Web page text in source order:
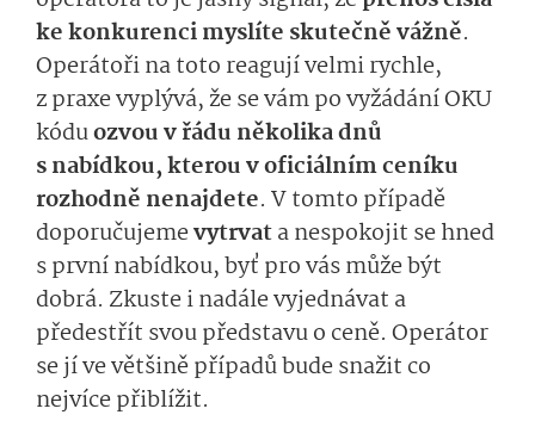
ke konkurenci myslíte skutečně vážně.
Operátoři na toto reagují velmi rychle,
z praxe vyplývá, že se vám po vyžádání OKU
kóduozvou v řádu několika dnů
s nabídkou, kterou v oficiálním ceníku
rozhodně nenajdete. V tomto případě
doporučujemevytrvata nespokojit se hned
s první nabídkou, byť pro vás může být
dobrá. Zkuste i nadále vyjednávat a
předestřít svou představu o ceně. Operátor
se jí ve většině případů bude snažit co
nejvíce přiblížit.